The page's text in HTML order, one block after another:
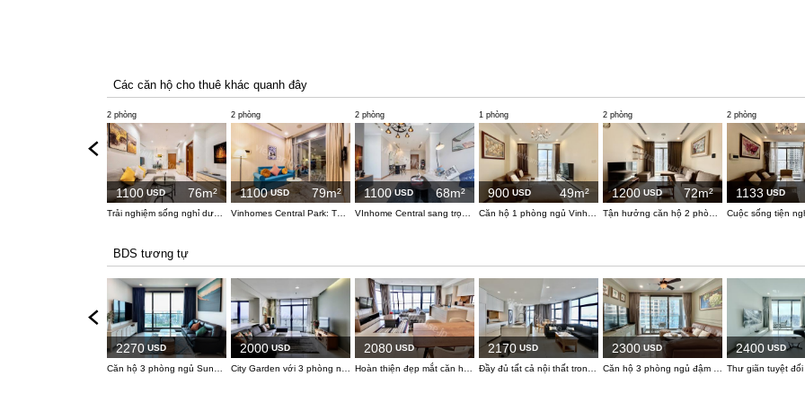
Các căn hộ cho thuê khác quanh đây
2 phòng
1100 USD 76m²
2 phòng
1100USD 79m²
2 phòng
1100USD 68m²
1 phòng
900 USD 49m²
2 phòng
1200 USD 72m²
2 phòng
1133 USD
BDS tương tự
2270USD 2000USD 2080 USD 2170 USD 2300 USD 2400 USD